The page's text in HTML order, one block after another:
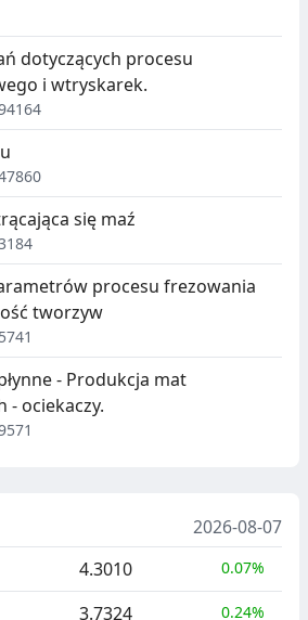
dotyczących procesu
i wtryskarek.
się maź
procesu frezowania
tworzyw
- Produkcja mat
- ociekaczy.
2026-08-07
4.3010 0.07%
3.7324 0.24%